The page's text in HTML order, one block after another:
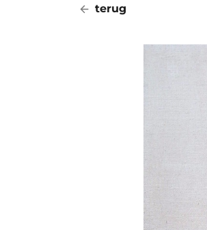
terug